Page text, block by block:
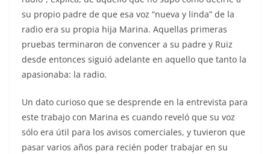
su propio padre de que esa voz “nueva y linda” de la
radio era su propia hija Marina. Aquellas primeras
pruebas terminaron de convencer a su padre y Ruiz
desde entonces siguió adelante en aquello que tanto la
apasionaba: la radio.
Un dato curioso que se desprende en la entrevista para
este trabajo con Marina es cuando reveló que su voz
sólo era útil para los avisos comerciales, y tuvieron que
pasar varios años para recién poder trabajar en su